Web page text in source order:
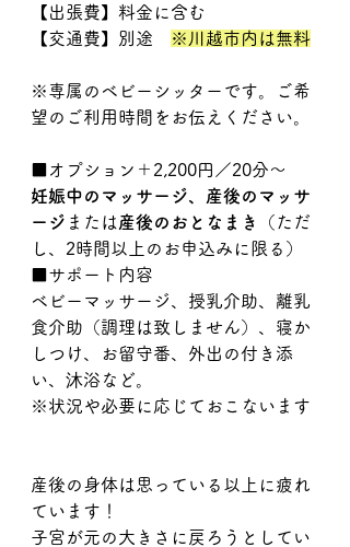
【出張費】料金に含む
【交通費】別途
※川越市内は無料
※専属のベビーシッターです。ご希
望のご利用時間をお伝えください。
■オプション＋2,200円／20分〜
妊娠中のマッサージ、産後のマッサ
ージ または 産後のおとなまき
（ただ
し、2時間以上のお申込みに限る）
■サポート内容
ベビーマッサージ、授乳介助、離乳
食介助（調理は致しません）、寝か
しつけ、お留守番、外出の付き添
い、沐浴など。
※状況や必要に応じておこないます
産後の身体は思っている以上に疲れ
ています！
子宮が元の大きさに戻ろうとしてい